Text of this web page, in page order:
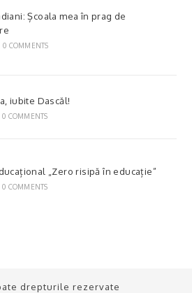
Școala mea în prag de
0 COMMENTS
iubite Dascăl!
0 COMMENTS
„Zero risipă în educație”
0 COMMENTS
drepturile rezervate